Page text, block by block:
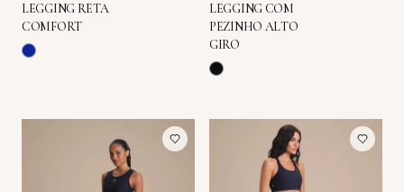
LEGGING RETA
COMFORT
LEGGING COM
PEZINHO ALTO
GIRO